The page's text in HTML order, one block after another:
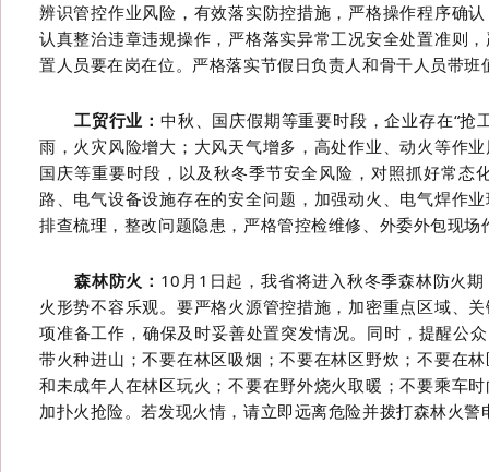
辨识管控作业风险，有效落实防控措施，严格操作程序确
认真整治违章违规操作，严格落实异常工况安全处置准则
置人员要在岗在位。严格落实节假日负责人和骨干人员带
工贸行业 ： 中秋、国庆假期等重要时段，企业存在“抢
雨，火灾风险增大；大风天气增多，高处作业、动火等作
国庆等重要时段，以及秋冬季节安全风险，对照抓好常
路、电气设备设施存在的安全问题，加强动火、电气焊作
排查梳理，整改问题隐患，严格管控检维修、外委外包现场
森林防火： 10 月 1 日起，我省将进入秋冬季森林防火
火形势不容乐观。要严格火源管控措施，加密重点区域、
项准备工作，确保及时妥善处置突发情况。同时，提醒公
带火种进山；不要在林区吸烟；不要在林区野炊；不要在
和未成年人在林区玩火；不要在野外烧火取暖；不要乘车
加扑火抢险。若发现火情，请立即远离危险并拨打森林火警